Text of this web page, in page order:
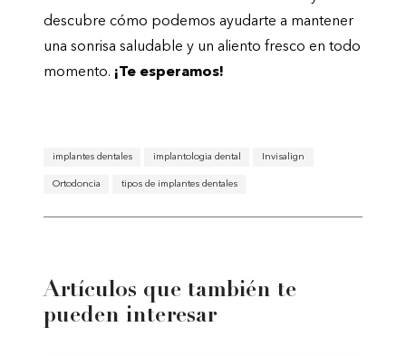
descubre cómo podemos ayudarte a mantener
una sonrisa saludable y un aliento fresco en todo
momento. ¡Te esperamos!
implantes dentales implantologia dental Invisalign
Ortodoncia tipos de implantes dentales
Artículos que también te
pueden interesar